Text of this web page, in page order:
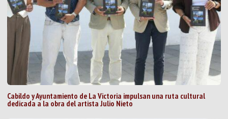
Cabildo y Ayuntamiento de La Victoria impulsan una ruta cultural
dedicada a la obra del artista Julio Nieto